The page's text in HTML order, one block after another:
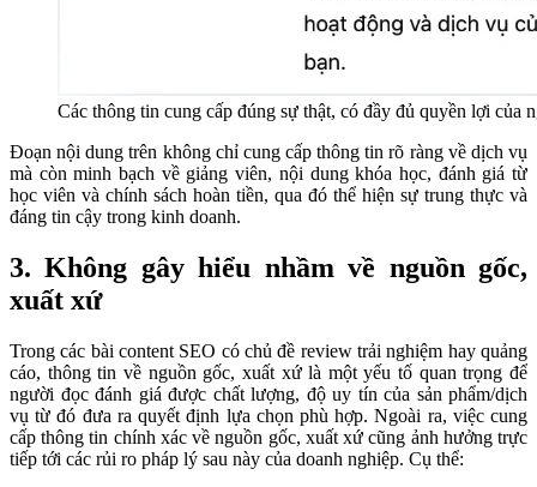
Các thông tin cung cấp đúng sự thật, có đầy đủ quyền lợi
Đoạn nội dung trên không chỉ cung cấp thông tin rõ ràng về dịch vụ
mà còn minh bạch về giảng viên, nội dung khóa học, đánh giá từ
học viên và chính sách hoàn tiền, qua đó thể hiện sự trung thực và
đáng tin cậy trong kinh doanh.
3. Không gây hiểu nhầm về nguồn gốc,
xuất xứ
Trong các bài content SEO có chủ đề review trải nghiệm hay quảng
cáo, thông tin về nguồn gốc, xuất xứ là một yếu tố quan trọng để
người đọc đánh giá được chất lượng, độ uy tín của sản phẩm/dịch
vụ từ đó đưa ra quyết định lựa chọn phù hợp. Ngoài ra, việc cung
cấp thông tin chính xác về nguồn gốc, xuất xứ cũng ảnh hưởng trực
tiếp tới các rủi ro pháp lý sau này của doanh nghiệp. Cụ thể: